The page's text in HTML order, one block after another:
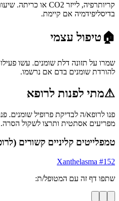
בדיסליפידמיה אם קיימת.
🏠טיפול עצמי
שמרו על תזונה דלת שומנים. עשו
להורדת שומנים בדם אם נרשמו.
⚠מתי לפנות לרופא
פנו לרופא/ה לבדיקת פרופיל שומנים.
מפריעים אסתטית ותרצו לשקול הסרה.
טמפלייטים קליניים קשורים
#152
Xanthelasma
שתפו דף זה עם המטופל/ת: